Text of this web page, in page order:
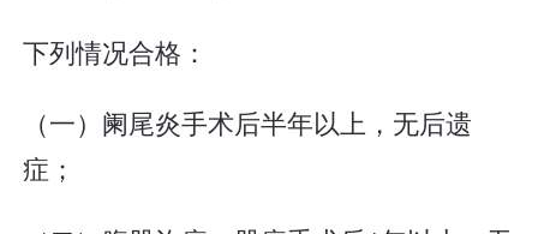
下列情况合格：
（一）阑尾炎手术后半年以上，无后遗
症；